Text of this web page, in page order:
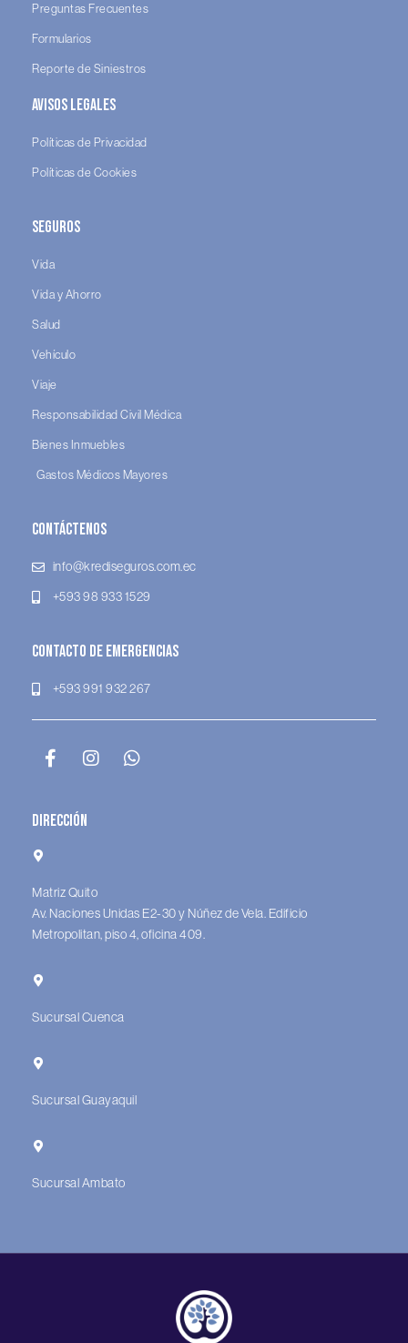
Preguntas Frecuentes
Formularios
Reporte de Siniestros
Avisos legales
Políticas de Privacidad
Políticas de Cookies
Seguros
Vida
Vida y Ahorro
Salud
Vehículo
Viaje
Responsabilidad Civil Médica
Bienes Inmuebles
Gastos Médicos Mayores
Contáctenos
info@krediseguros.com.ec
+593 98 933 1529
Contacto de Emergencias
+593 991 932 267
Dirección
Matriz Quito
Av. Naciones Unidas E2-30 y Núñez de Vela. Edificio
Metropolitan, piso 4, oficina 409.
Sucursal Cuenca
Sucursal Guayaquil
Sucursal Ambato